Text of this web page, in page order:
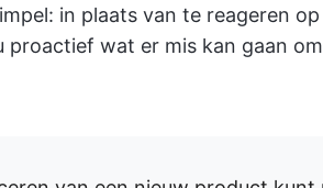
in plaats van te reageren
proactief wat er mis kan gaan